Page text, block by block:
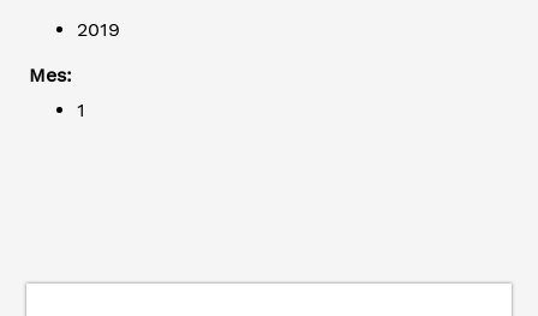
2019
Mes:
1